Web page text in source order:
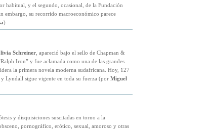
y el segundo, ocasional, de la Fundación
embargo, su recorrido macroeconómico parece
)
Schreiner, apareció bajo el sello de Chapman &
Iron” y fue aclamada como una de las grandes
la primera novela moderna sudafricana. Hoy, 127
Lyndall sigue vigente en toda su fuerza (por Miguel
y disquisiciones suscitadas en torno a la
pornográfico, erótico, sexual, amoroso y otras